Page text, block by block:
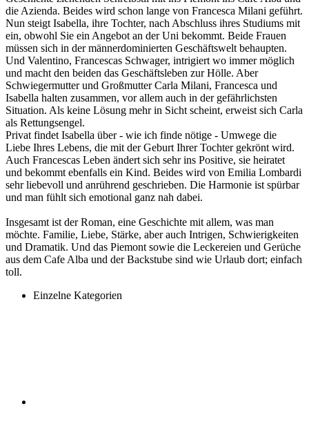
die Azienda. Beides wird schon lange von Francesca Milani geführt.
Nun steigt Isabella, ihre Tochter, nach Abschluss ihres Studiums mit
ein, obwohl Sie ein Angebot an der Uni bekommt. Beide Frauen
müssen sich in der männerdominierten Geschäftswelt behaupten.
Und Valentino, Francescas Schwager, intrigiert wo immer möglich
und macht den beiden das Geschäftsleben zur Hölle. Aber
Schwiegermutter und Großmutter Carla Milani, Francesca und
Isabella halten zusammen, vor allem auch in der gefährlichsten
Situation. Als keine Lösung mehr in Sicht scheint, erweist sich Carla
als Rettungsengel.
Privat findet Isabella über - wie ich finde nötige - Umwege die
Liebe Ihres Lebens, die mit der Geburt Ihrer Tochter gekrönt wird.
Auch Francescas Leben ändert sich sehr ins Positive, sie heiratet
und bekommt ebenfalls ein Kind. Beides wird von Emilia Lombardi
sehr liebevoll und anrührend geschrieben. Die Harmonie ist spürbar
und man fühlt sich emotional ganz nah dabei.
Insgesamt ist der Roman, eine Geschichte mit allem, was man
möchte. Familie, Liebe, Stärke, aber auch Intrigen, Schwierigkeiten
und Dramatik. Und das Piemont sowie die Leckereien und Gerüche
aus dem Cafe Alba und der Backstube sind wie Urlaub dort; einfach
toll.
Einzelne Kategorien